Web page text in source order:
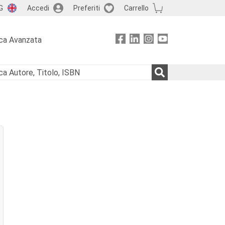
Accedi Preferiti Carrello
Avanzata